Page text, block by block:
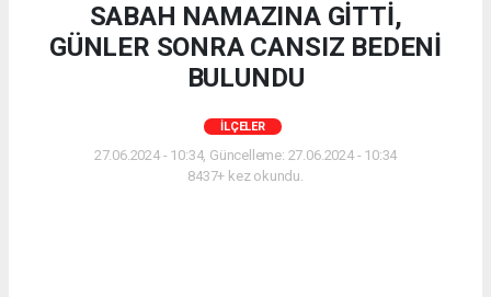
SABAH NAMAZINA GİTTİ,
GÜNLER SONRA CANSIZ BEDENİ
BULUNDU
İLÇELER
27.06.2024 - 10:34, Güncelleme: 27.06.2024 - 10:34
8437+ kez okundu.